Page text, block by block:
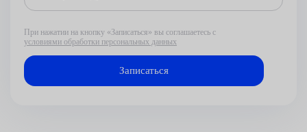
При нажатии на кнопку «Записаться» вы соглашаетесь с
условиями обработки персональных данных